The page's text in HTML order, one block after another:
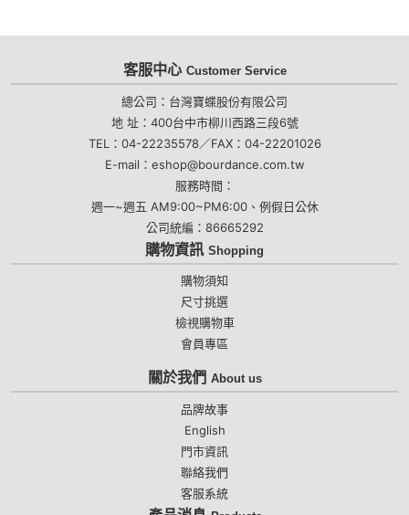
客服中心 Customer Service
總公司：台灣寶蝶股份有限公司
地 址：400台中市柳川西路三段6號
TEL：04-22235578／FAX：04-22201026
E-mail：eshop@bourdance.com.tw
服務時間：
週一~週五 AM9:00~PM6:00、例假日公休
公司統編：86665292
購物資訊 Shopping
購物須知
尺寸挑選
檢視購物車
會員專區
關於我們 About us
品牌故事
English
門市資訊
聯絡我們
客服系統